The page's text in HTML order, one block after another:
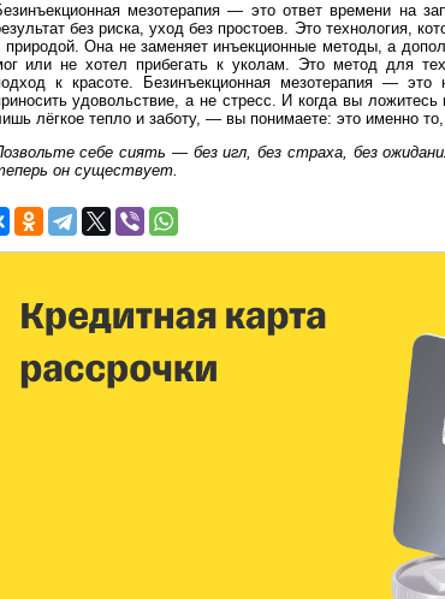
мезотерапия — это ответ времени на
без риска, уход без простоев. Это технология,
природой. Она не заменяет инъекционные методы, а
или не хотел прибегать к уколам. Это метод для
к красоте. Безинъекционная мезотерапия —
удовольствие, а не стресс. И когда вы
лёгкое тепло и заботу, — вы понимаете: это именно
себе сиять — без игл, без страха, без
он существует.